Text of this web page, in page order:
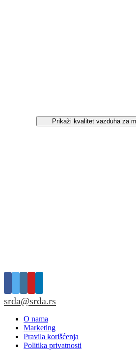
Prikaži kvalitet vazduha za
srda@srda.rs
O nama
Marketing
Pravila korišćenja
Politika privatnosti